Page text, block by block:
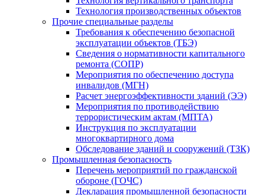
Технология производственных объектов
Прочие специальные разделы
Требования к обеспечению безопасной
эксплуатации объектов (ТБЭ)
Сведения о нормативности капитального
ремонта (СОПР)
Мероприятия по обеспечению доступа
инвалидов (МГН)
Расчет энергоэффективности зданий (ЭЭ)
Мероприятия по противодействию
террористическим актам (МПТА)
Инструкция по эксплуатации
многоквартирного дома
Обследование зданий и сооружений (ТЗК)
Промышленная безопасность
Перечень мероприятий по гражданской
обороне (ГОЧС)
Декларация промышленной безопасности